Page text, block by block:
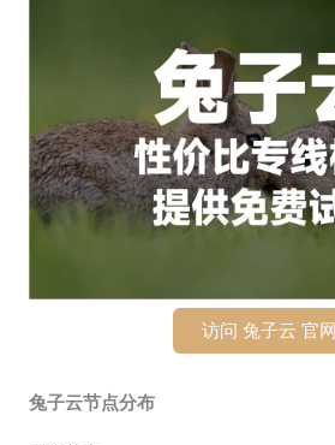
访问 兔子云 官网
兔子云节点分布